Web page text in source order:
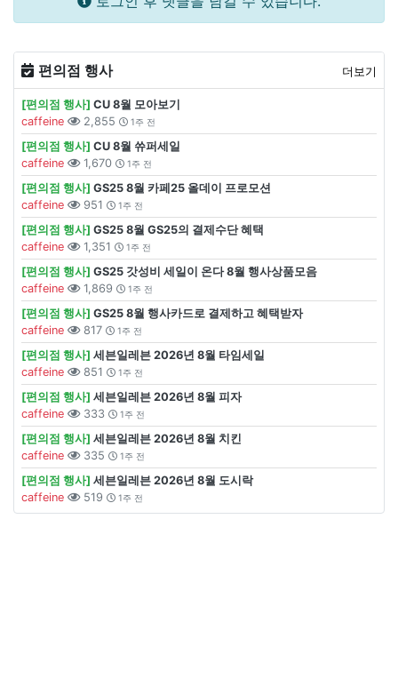
편의점 행사 더보기
[편의점 행사] CU 8월 모아보기
caffeine
2,855 1주 전
[편의점 행사] CU 8월 쓔퍼세일
caffeine
1,670 1주 전
[편의점 행사] GS25 8월 카페25 올데이 프로모션
caffeine
951 1주 전
[편의점 행사] GS25 8월 GS25의 결제수단 혜택
caffeine
1,351 1주 전
[편의점 행사] GS25 갓성비 세일이 온다 8월 행사상품모음
caffeine
1,869 1주 전
[편의점 행사] GS25 8월 행사카드로 결제하고 혜택받자
caffeine
817 1주 전
[편의점 행사] 세븐일레븐 2026년 8월 타임세일
caffeine
851 1주 전
[편의점 행사] 세븐일레븐 2026년 8월 피자
caffeine
333 1주 전
[편의점 행사] 세븐일레븐 2026년 8월 치킨
caffeine
335 1주 전
[편의점 행사] 세븐일레븐 2026년 8월 도시락
caffeine
519 1주 전